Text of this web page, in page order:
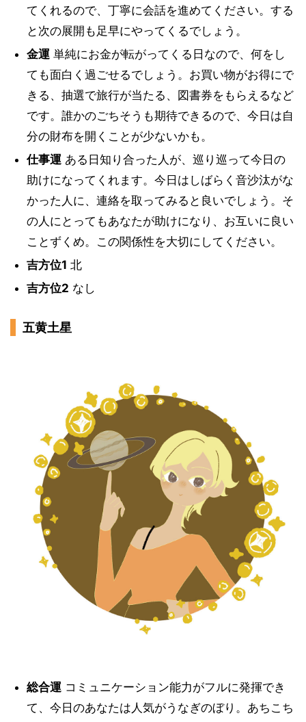
てくれるので、丁寧に会話を進めてください。する
と次の展開も足早にやってくるでしょう。
金運単純にお金が転がってくる日なので、何をし
ても面白く過ごせるでしょう。お買い物がお得にで
きる、抽選で旅行が当たる、図書券をもらえるなど
です。誰かのごちそうも期待できるので、今日は自
分の財布を開くことが少ないかも。
仕事運ある日知り合った人が、巡り巡って今日の
助けになってくれます。今日はしばらく音沙汰がな
かった人に、連絡を取ってみると良いでしょう。そ
の人にとってもあなたが助けになり、お互いに良い
ことずくめ。この関係性を大切にしてください。
吉方位1 北
吉方位2 なし
五黄土星
総合運コミュニケーション能力がフルに発揮でき
て、今日のあなたは人気がうなぎのぼり。あちこち